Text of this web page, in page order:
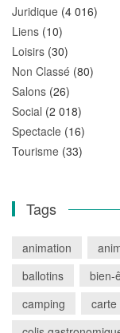
Juridique (4 016)
Liens (10)
Loisirs (30)
Non Classé (80)
Salons (26)
Social (2 018)
Spectacle (16)
Tourisme (33)
Tags
animation
ballotins
bien-
camping
carte